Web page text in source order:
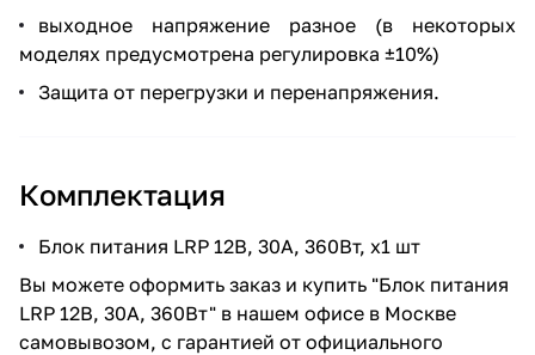
выходное напряжение разное (в некоторых
моделях предусмотрена регулировка ±10%)
Защита от перегрузки и перенапряжения.
Комплектация
Блок питания LRP 12В, 30А, 360Вт, х1 шт
Вы можете оформить заказ и купить "Блок питания
LRP 12В, 30А, 360Вт" в нашем офисе в Москве
самовывозом, с гарантией от официального